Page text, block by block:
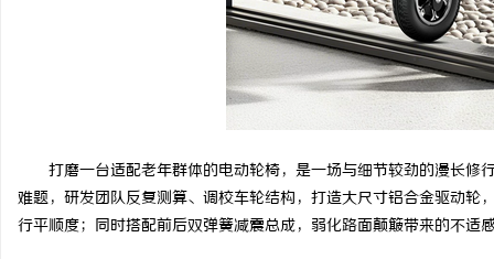
打磨一台适配老年群体的电动轮椅，是一场与细节较劲的漫长
难题，研发团队反复测算、调校车轮结构，打造大尺寸铝合金驱动
行平顺度；同时搭配前后双弹簧减震总成，弱化路面颠簸带来的不适